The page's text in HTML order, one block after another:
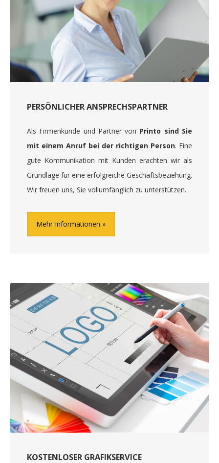
PERSÖNLICHER ANSPRECHSPARTNER
Als Firmenkunde und Partner von Printo sind Sie
mit einem Anruf bei der richtigen Person. Eine
gute Kommunikation mit Kunden erachten wir als
Grundlage für eine erfolgreiche Geschäftsbeziehung.
Wir freuen uns, Sie vollumfänglich zu unterstützen.
Mehr Informationen
KOSTENLOSER GRAFIKSERVICE